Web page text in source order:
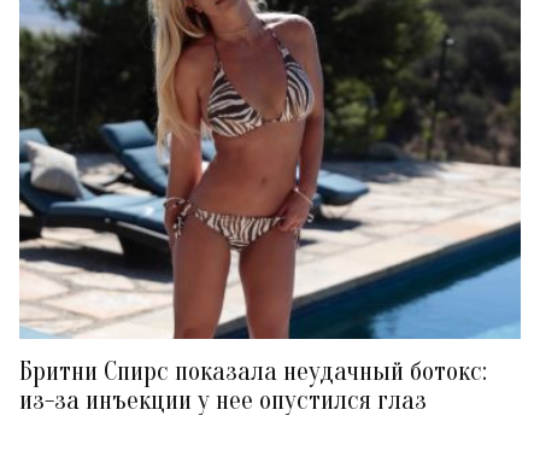
Бритни Спирс показала неудачный ботокс:
из-за инъекции у нее опустился глаз